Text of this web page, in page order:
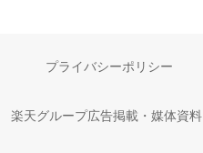
プライバシーポリシー
楽天グループ広告掲載・媒体資料